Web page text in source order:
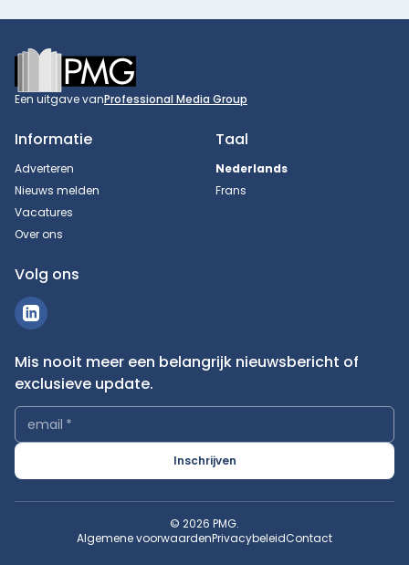
Footer
Een uitgave vanProfessional Media Group
Informatie
Adverteren
Nieuws melden
Vacatures
Over ons
Taal
Nederlands
Frans
Volg ons
Mis nooit meer een belangrijk nieuwsbericht of
exclusieve update.
email *
Inschrijven
© 2026 PMG.
Algemene voorwaardenPrivacybeleidContact